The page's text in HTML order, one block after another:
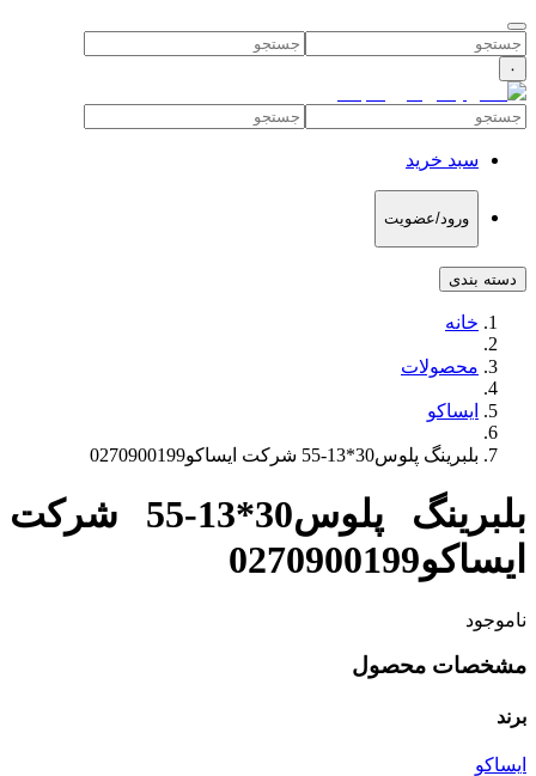
۰
سبد خرید
ورود/عضویت
دسته بندی
خانه
محصولات
ایساکو
بلبرینگ پلوس30*13-55 شرکت ایساکو0270900199
بلبرینگ پلوس30*13-55 شرکت
ایساکو0270900199
ناموجود
مشخصات محصول
برند
ایساکو